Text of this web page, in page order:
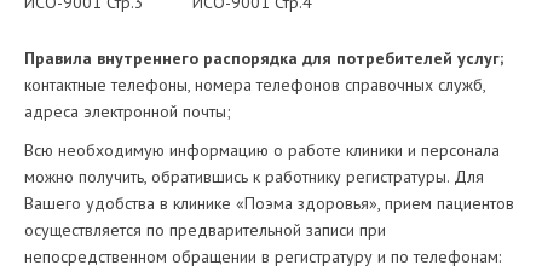
Правила внутреннего распорядка для потребителей услуг;
контактные телефоны, номера телефонов справочных служб,
адреса электронной почты;
Всю необходимую информацию о работе клиники и персонала
можно получить, обратившись к работнику регистратуры. Для
Вашего удобства в клинике «Поэма здоровья», прием пациентов
осуществляется по предварительной записи при
непосредственном обращении в регистратуру и по телефонам: